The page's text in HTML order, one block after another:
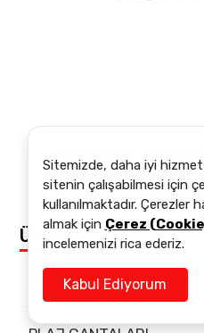
Ürünler
EVRAK ve LAPTOP
Detay
Sitemizde, daha iyi
sitenin çalışabilmesi için
kullanılmaktadır. Çerezler
almak için Çerez
incelemenizi rica ederiz.
Kabul Ediyorum